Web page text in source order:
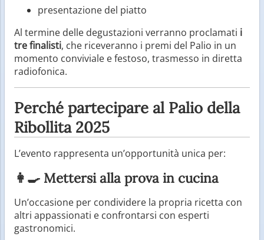
presentazione del piatto
Al termine delle degustazioni verranno proclamati i
tre finalisti, che riceveranno i premi del Palio in un
momento conviviale e festoso, trasmesso in diretta
radiofonica.
Perché partecipare al Palio della
Ribollita 2025
L’evento rappresenta un’opportunità unica per:
👩‍🍳 Mettersi alla prova in cucina
Un’occasione per condividere la propria ricetta con
altri appassionati e confrontarsi con esperti
gastronomici.